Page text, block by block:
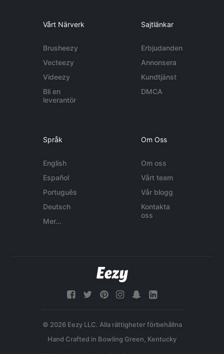
Vårt Närverk
Brusheezy
Vecteezy
Videezy
Bli en
leverantör
Sajtlänkar
Erbjudanden
Annonsera
Kundtjänst
DMCA
Språk
English
Español
Português
Deutsch
Mer...
Om Oss
Om oss
Vårt team
Vår blogg
Kontakta
oss
© 2026 Eezy LLC. Alla rättigheter förbehållna